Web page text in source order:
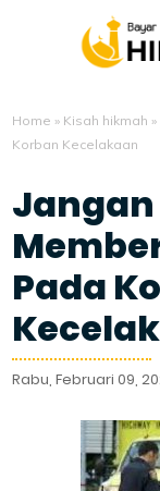
Home » Kisah hikmah »
Korban Kecelakaan
Pada
Rabu, Februari 09,